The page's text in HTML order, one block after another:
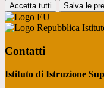
Accetta tutti Salva le
Contatti
Istituto di Istruzione